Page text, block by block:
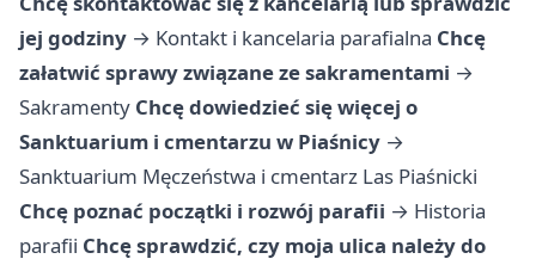
jej godziny → Kontakt i kancelaria parafialna Chcę
załatwić sprawy związane ze sakramentami →
Sakramenty Chcę dowiedzieć się więcej o
Sanktuarium i cmentarzu w Piaśnicy →
Sanktuarium Męczeństwa i cmentarz Las Piaśnicki
Chcę poznać początki i rozwój parafii → Historia
parafii Chcę sprawdzić, czy moja ulica należy do